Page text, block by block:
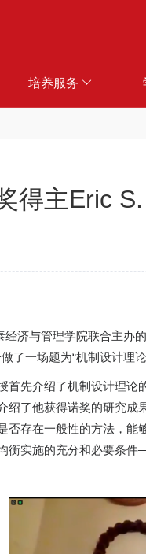
培养服务
得主Eric
济与管理学院联合主办
了一场题为“机制设计理
首先介绍了机制设计理
绍了他获得诺奖的研究
否存在一般性的方法，
衡实施的充分和必要条件